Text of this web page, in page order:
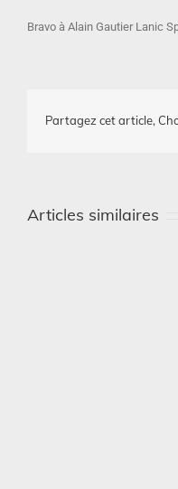
Bravo à Alain Gautier Lanic
Partagez cet article,
Articles similaires